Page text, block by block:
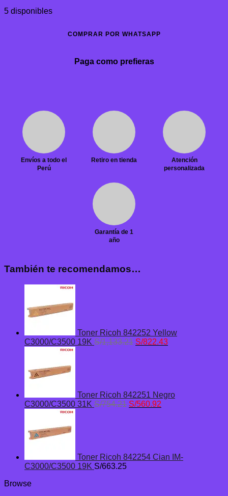
5 disponibles
COMPRAR POR WHATSAPP
Paga como prefieras
Envíos a todo el
Perú
Retiro en tienda
Atención
personalizada
Garantía de 1
año
También te recomendamos…
Toner Ricoh 842252 Yellow
C3000/C3500 19K S/1,133.21 El
S/822.43El
Toner Ricoh 842251 Negro
C3000/C3500 31K S/754.21 El
S/560.92
Toner Ricoh 842254 Cian IM-
C3000/C3500 19K S/663.25
Browse